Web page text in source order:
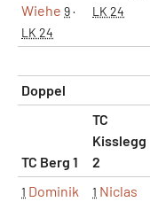
Wiehe 9·
LK 24
LK 24
Doppel
TC Berg 1
TC
Kisslegg
2
1 Dominik
1 Niclas